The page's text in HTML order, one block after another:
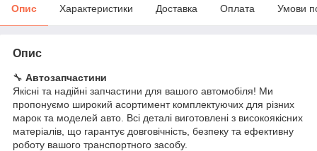
Опис Характеристики Доставка Оплата Умови
Опис
🔧 Автозапчастини
Якісні та надійні запчастини для вашого автомобіля! Ми
пропонуємо широкий асортимент комплектуючих для різних
марок та моделей авто. Всі деталі виготовлені з високоякісних
матеріалів, що гарантує довговічність, безпеку та ефективну
роботу вашого транспортного засобу.